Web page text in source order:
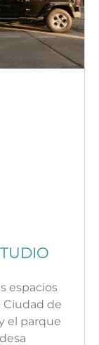
espacios
de
el parque